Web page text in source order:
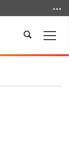
Abrir
busca